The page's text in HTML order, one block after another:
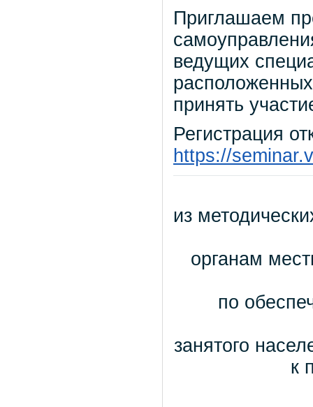
Приглашаем
ведущих
принять
Регистрация
https://
из
органам
по
занятого
к